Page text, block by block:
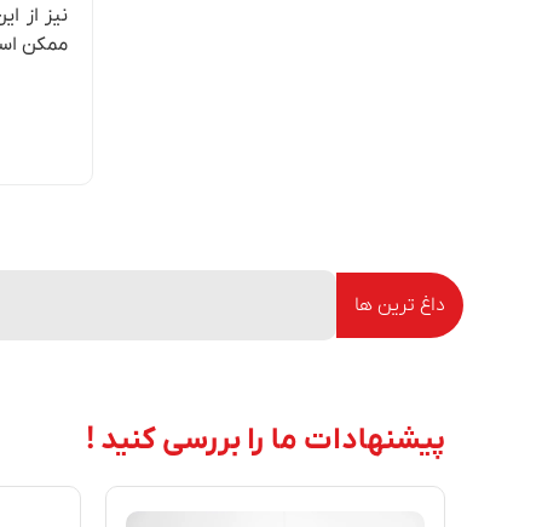
نیز از
ممکن
داغ ترین ها
پیشنهادات ما را بررسی کنید !